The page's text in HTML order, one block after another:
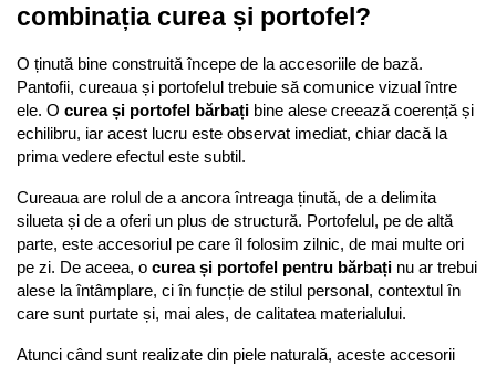
combinația curea și portofel?
O ținută bine construită începe de la accesoriile de bază.
Pantofii, cureaua și portofelul trebuie să comunice vizual între
ele. O curea și portofel bărbați bine alese creează coerență și
echilibru, iar acest lucru este observat imediat, chiar dacă la
prima vedere efectul este subtil.
Cureaua are rolul de a ancora întreaga ținută, de a delimita
silueta și de a oferi un plus de structură. Portofelul, pe de altă
parte, este accesoriul pe care îl folosim zilnic, de mai multe ori
pe zi. De aceea, o curea și portofel pentru bărbați nu ar trebui
alese la întâmplare, ci în funcție de stilul personal, contextul în
care sunt purtate și, mai ales, de calitatea materialului.
Atunci când sunt realizate din piele naturală, aceste accesorii